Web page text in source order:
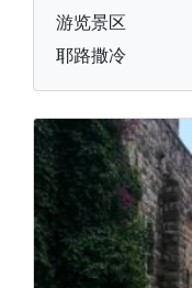
游览景区
耶路撒冷